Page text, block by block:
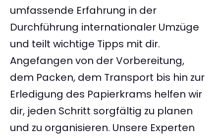
umfassende Erfahrung in der
Durchführung internationaler Umzüge
und teilt wichtige Tipps mit dir.
Angefangen von der Vorbereitung,
dem Packen, dem Transport bis hin zur
Erledigung des Papierkrams helfen wir
dir, jeden Schritt sorgfältig zu planen
und zu organisieren. Unsere Experten